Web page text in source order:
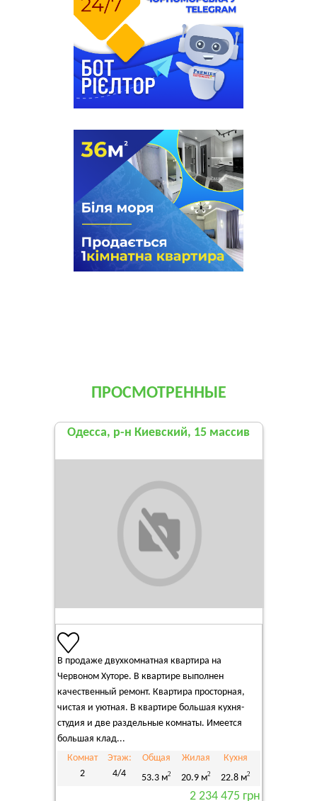
ПРОСМОТРЕННЫЕ
Одесса, р-н Киевский, 15 массив
В продаже двухкомнатная квартира на
Червоном Хуторе. В квартире выполнен
качественный ремонт. Квартира просторная,
чистая и уютная. В квартире большая кухня-
студия и две раздельные комнаты. Имеется
большая клад...
Комнат
2
Этаж:
4/4
Общая
53.3 м2
Жилая
20.9 м2
Кухня
22.8 м2
2 234 475 грн